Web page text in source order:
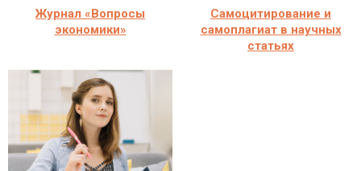
Журнал «Вопросы
экономики»
Самоцитирование и
самоплагиат в научных
статьях